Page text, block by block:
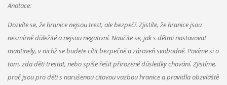
Anotace:
Dozvíte se, že hranice nejsou trest, ale bezpečí. Zjistíte, že hranice jsou
nesmírně důležité a nejsou negativní. Naučíte se, jak s dětmi nastavovat
mantinely, v nichž se budete cítit bezpečně a zároveň svobodně. Povíme si o
tom, zda děti trestat, nebo spíše řešit přirozené důsledky chování. Zjistíme,
proč jsou pro děti s narušenou citovou vazbou hranice a pravidla obzvláště